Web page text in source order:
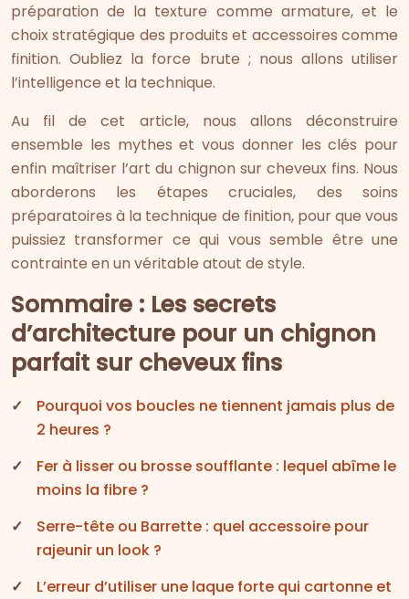
préparation de la texture comme armature, et le
choix stratégique des produits et accessoires comme
finition. Oubliez la force brute ; nous allons utiliser
l’intelligence et la technique.
Au fil de cet article, nous allons déconstruire
ensemble les mythes et vous donner les clés pour
enfin maîtriser l’art du chignon sur cheveux fins. Nous
aborderons les étapes cruciales, des soins
préparatoires à la technique de finition, pour que vous
puissiez transformer ce qui vous semble être une
contrainte en un véritable atout de style.
Sommaire : Les secrets
d’architecture pour un chignon
parfait sur cheveux fins
Pourquoi vos boucles ne tiennent jamais plus de
2 heures ?
Fer à lisser ou brosse soufflante : lequel abîme le
moins la fibre ?
Serre-tête ou Barrette : quel accessoire pour
rajeunir un look ?
L’erreur d’utiliser une laque forte qui cartonne et